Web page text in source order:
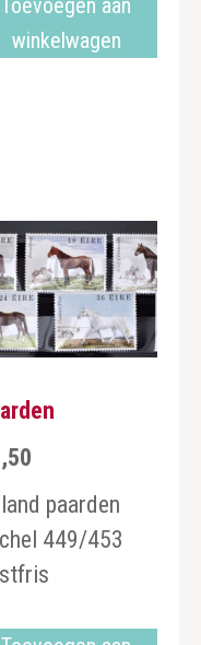
winkelwagen
paarden
449/453